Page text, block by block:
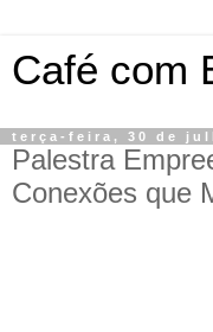
Café com
terça-feira, 30 de
Palestra
Conexões que